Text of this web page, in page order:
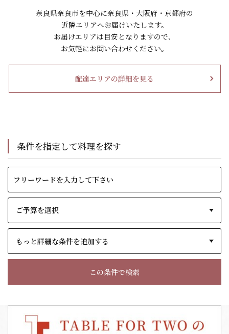
奈良県奈良市を中心に奈良県・大阪府・京都府の
近隣エリアへお届けいたします。
お届けエリアは目安となりますので、
お気軽にお問い合わせください。
配達エリアの詳細を見る
条件を指定して料理を探す
もっと詳細な条件を追加する
この条件で検索